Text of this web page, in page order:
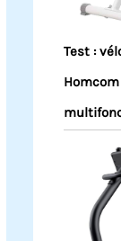
Test :